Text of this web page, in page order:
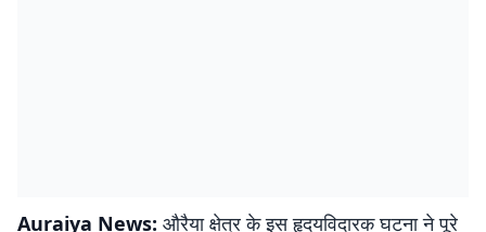
Auraiya News: औरैया क्षेत्र के इस हृदयविदारक घटना ने पूरे